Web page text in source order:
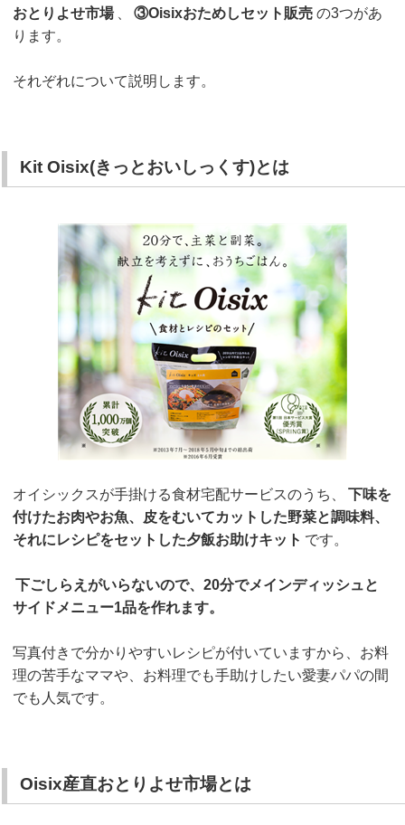
おとりよせ市場
③Oisixおためしセット販売 の3つがあ
ります。
それぞれについて説明します。
Kit Oisix(きっとおいしっくす)とは
オイシックスが手掛ける食材宅配サービスのうち、
下味を
付けたお肉やお魚、皮をむいてカットした野菜と調味料、
それにレシピをセットした夕飯お助けキット です。
下ごしらえがいらないので、20分でメインディッシュと
サイドメニュー1品を作れます。
写真付きで分かりやすいレシピが付いていますから、お料
理の苦手なママや、お料理でも手助けしたい愛妻パパの間
でも人気です。
Oisix産直おとりよせ市場とは